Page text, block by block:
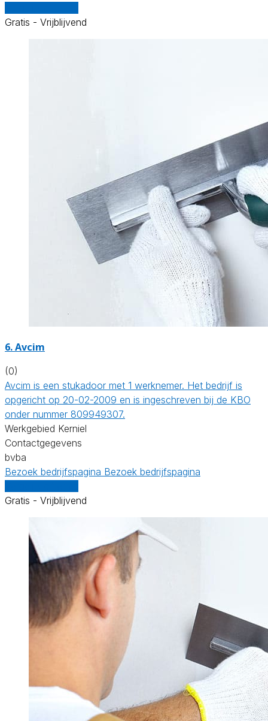
Gratis - Vrijblijvend
6. Avcim
(0)
Avcim is een stukadoor met 1 werknemer. Het bedrijf is
opgericht op 20-02-2009 en is ingeschreven bij de KBO
onder nummer 809949307.
Werkgebied Kerniel
Contactgegevens
bvba
Bezoek bedrijfspagina Bezoek bedrijfspagina
Gratis - Vrijblijvend